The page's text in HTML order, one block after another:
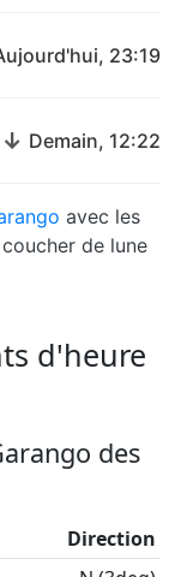
23:19
↓ Demain, 12:22
avec les
de lune
d'heure
des
Direction